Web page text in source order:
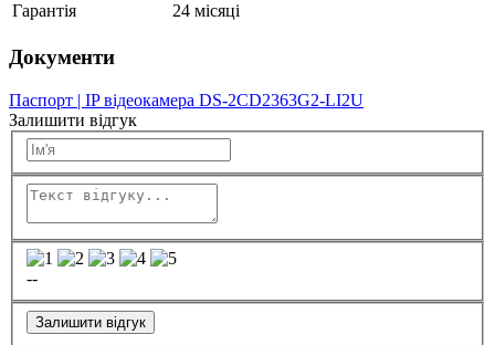
Гарантія
24 місяці
Документи
Паспорт | IP відеокамера DS-2CD2363G2-LI2U
Залишити відгук
--
Залишити відгук